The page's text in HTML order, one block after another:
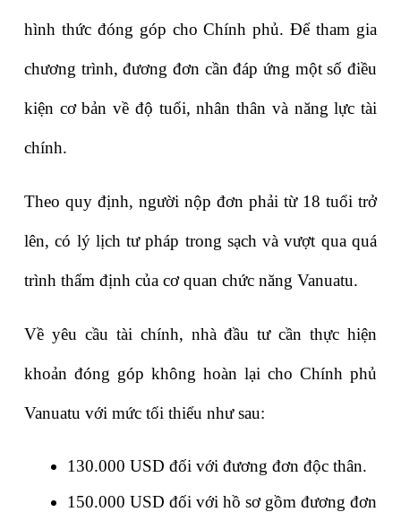
hình thức đóng góp cho Chính phủ. Để tham gia
chương trình, đương đơn cần đáp ứng một số điều
kiện cơ bản về độ tuổi, nhân thân và năng lực tài
chính.
Theo quy định, người nộp đơn phải từ 18 tuổi trở
lên, có lý lịch tư pháp trong sạch và vượt qua quá
trình thẩm định của cơ quan chức năng Vanuatu.
Về yêu cầu tài chính, nhà đầu tư cần thực hiện
khoản đóng góp không hoàn lại cho Chính phủ
Vanuatu với mức tối thiểu như sau:
130.000 USD đối với đương đơn độc thân.
150.000 USD đối với hồ sơ gồm đương đơn